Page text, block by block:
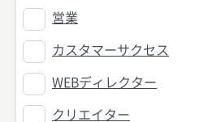
営業
カスタマーサクセス
WEBディレクター
クリエイター